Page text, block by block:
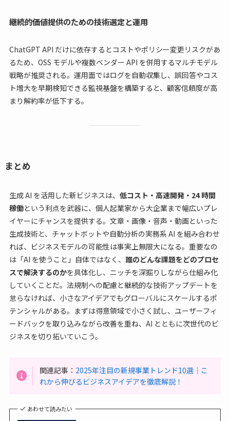
継続的価値提供のための技術選定と運用
ChatGPT API だけに依存するとコストやポリシー変更リスクがあ
るため、OSS モデルや複数ベンダー API を併用するマルチモデル
戦略が推奨される。運用面ではログを自動収集し、誤回答やコス
ト増大を早期検知できる監視基盤を構築すると、顧客信頼度が高
まり解約率が低下する。
まとめ
生成 AI を活用した新ビジネスは、 低コスト・高速開発・24 時間
稼働という利点を武器に、個人起業家から大企業まで幅広いプレ
イヤーにチャンスを提供する。文章・画像・音声・動画といった
生成技術と、チャットボットや自動分析の実務系 AI を組み合わせ
れば、ビジネスモデルの可能性は事実上無限大になる。重要なの
は「AI を使うこと」自体ではなく、 誰のどんな課題をどのプロセ
スで解決するのかを具体化し、ニッチを深掘りしながら仕組み化
していくことだ。法規制への配慮と継続的な技術アップデートを
怠らなければ、小さなアイデアでもグローバルにスケールするポ
テンシャルがある。まずは得意領域で小さく試し、ユーザーフィ
ードバックを取り込みながら改善を重ね、AI とともに次世代のビ
ジネスを切り拓いていこう。
関連記事： 2025年注目の新規事業トレンド10選｜こ
れから伸びるビジネスアイデアを徹底解説！
あわせて読みたい